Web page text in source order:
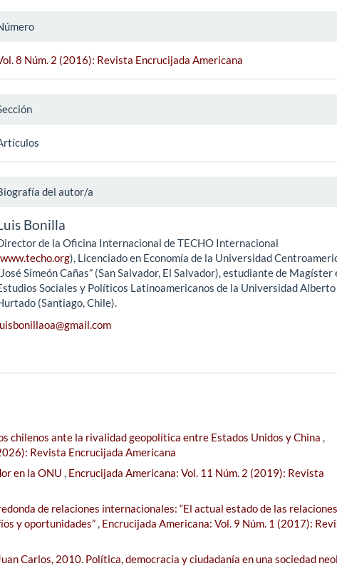
8 Núm. 2 (2016): Revista Encrucijada Americana
del autor/a
Bonilla
de la Oficina Internacional de TECHO Internacional
www.techo.org), Licenciado en Economía de la Universidad
Simeón Cañas” (San Salvador, El Salvador), estudiante de Magíster
Sociales y Políticos Latinoamericanos de la Universidad Alberto
(Santiago, Chile).
chilenos ante la rivalidad geopolítica entre Estados Unidos y China ,
Revista Encrucijada Americana
en la ONU , Encrucijada Americana: Vol. 11 Núm. 2 (2019): Revista
de relaciones internacionales: “El actual estado de las relaciones
y oportunidades”, Encrucijada Americana: Vol. 9 Núm. 1 (2017):
Carlos, 2010. Política, democracia y ciudadanía en una sociedad